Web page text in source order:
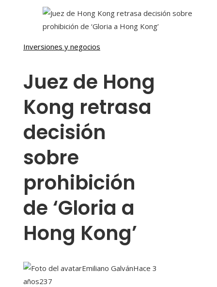
Inversiones y negocios
Juez de Hong
Kong retrasa
decisión
sobre
prohibición
de ‘Gloria a
Hong Kong’
Emiliano GalvánHace 3
años237